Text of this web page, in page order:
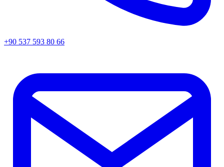
+90 537 593 80 66